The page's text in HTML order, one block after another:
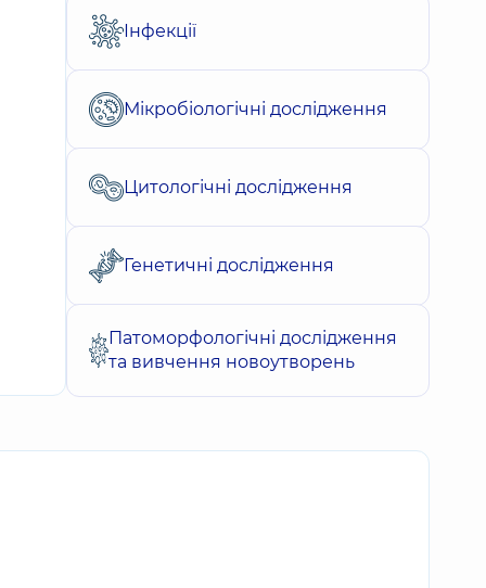
Інфекції
Мікробіологічні дослідження
Цитологічні дослідження
Генетичні дослідження
Патоморфологічні дослідження
та вивчення новоутворень